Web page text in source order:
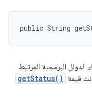
public String
البرمجية المرتبط
قيمة getStatus()